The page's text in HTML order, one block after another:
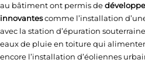
au bâtiment ont permis de
innovantescomme l’installation
avec la station d’épuration
eaux de pluie en toiture qui
encore l’installation d’éoliennes